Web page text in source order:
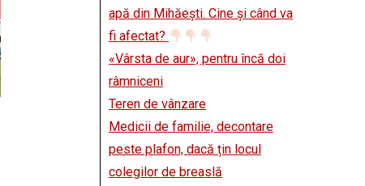
apă din Mihăești. Cine și când va
fi afectat?
«Vârsta de aur», pentru încă doi
râmniceni
Teren de vânzare
Medicii de familie, decontare
peste plafon, dacă țin locul
colegilor de breaslă